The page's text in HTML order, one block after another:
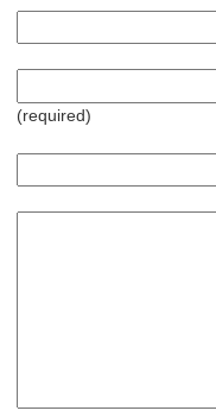
(required)